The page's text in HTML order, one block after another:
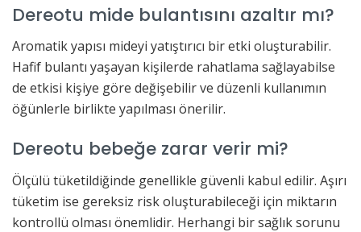
Dereotu mide bulantısını azaltır mı?
Aromatik yapısı mideyi yatıştırıcı bir etki oluşturabilir.
Hafif bulantı yaşayan kişilerde rahatlama sağlayabilse
de etkisi kişiye göre değişebilir ve düzenli kullanımın
öğünlerle birlikte yapılması önerilir.
Dereotu bebeğe zarar verir mi?
Ölçülü tüketildiğinde genellikle güvenli kabul edilir. Aşırı
tüketim ise gereksiz risk oluşturabileceği için miktarın
kontrollü olması önemlidir. Herhangi bir sağlık sorunu